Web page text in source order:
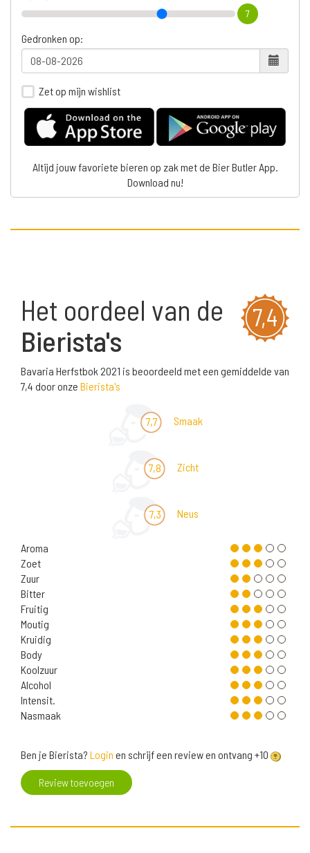
7
Gedronken op:
Zet op mijn wishlist
Altijd jouw favoriete bieren op zak met de Bier Butler App.
Download nu!
7,4
Het oordeel van de
Bierista's
Bavaria Herfstbok 2021 is beoordeeld met een gemiddelde van
7,4 door onze Bierista's
7,7 Smaak
7,8 Zicht
7,3 Neus
Aroma
Zoet
Zuur
Bitter
Fruitig
Moutig
Kruidig
Body
Koolzuur
Alcohol
Intensit.
Nasmaak
Ben je Bierista? Login en schrijf een review en ontvang +10
Review toevoegen